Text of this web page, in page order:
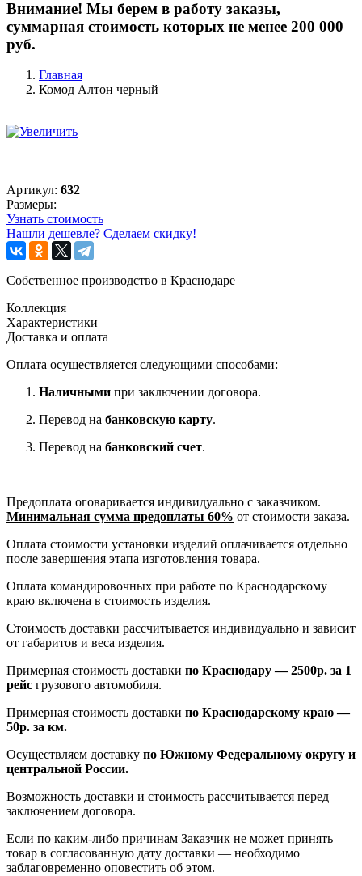
Внимание! Мы берем в работу заказы,
суммарная стоимость которых не менее 200 000
руб.
Главная
Комод Алтон черный
Артикул: 632
Размеры:
Узнать стоимость
Нашли дешевле? Сделаем скидку!
Собственное производство в Краснодаре
Коллекция
Характеристики
Доставка и оплата
Оплата осуществляется следующими способами:
Наличными при заключении договора.
Перевод на банковскую карту.
Перевод на банковский счет.
Предоплата оговаривается индивидуально с заказчиком.
Минимальная сумма предоплаты 60% от стоимости заказа.
Оплата стоимости установки изделий оплачивается отдельно
после завершения этапа изготовления товара.
Оплата командировочных при работе по Краснодарскому
краю включена в стоимость изделия.
Стоимость доставки рассчитывается индивидуально и зависит
от габаритов и веса изделия.
Примерная стоимость доставки по Краснодару — 2500р. за 1
рейс грузового автомобиля.
Примерная стоимость доставки по Краснодарскому краю —
50р. за км.
Осуществляем доставку по Южному Федеральному округу и
центральной России.
Возможность доставки и стоимость рассчитывается перед
заключением договора.
Если по каким-либо причинам Заказчик не может принять
товар в согласованную дату доставки — необходимо
заблаговременно оповестить об этом.